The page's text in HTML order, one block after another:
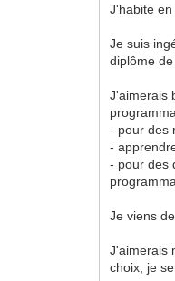
J'habite
Je suis
diplôme
J'aimerais
- pour des
-
- pour des
Je viens
J'aimerais
choix, je